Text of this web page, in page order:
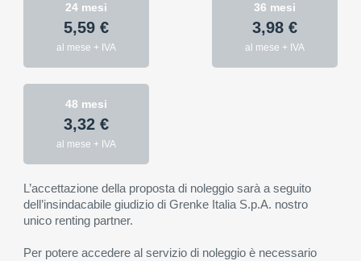
24 mesi
5,59 €
al mese + IVA
36 mesi
3,98 €
al mese + IVA
48 mesi
3,32 €
al mese + IVA
L’accettazione della proposta di noleggio sarà a seguito
dell’insindacabile giudizio di Grenke Italia S.p.A. nostro
unico renting partner.
Per potere accedere al servizio di noleggio è necessario